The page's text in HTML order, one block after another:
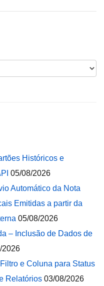
Históricos e
05/08/2026
Automático da Nota
Emitidas a partir da
05/08/2026
– Inclusão de Dados de
2026
e Coluna para Status
Relatórios 03/08/2026